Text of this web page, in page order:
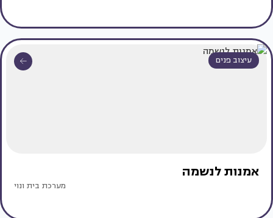
עיצוב פנים
אמנות לנשמה
מערכת בית ונוי